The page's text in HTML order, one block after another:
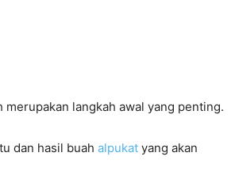
langkah awal yang penting.
dan hasil buah alpukat yang akan